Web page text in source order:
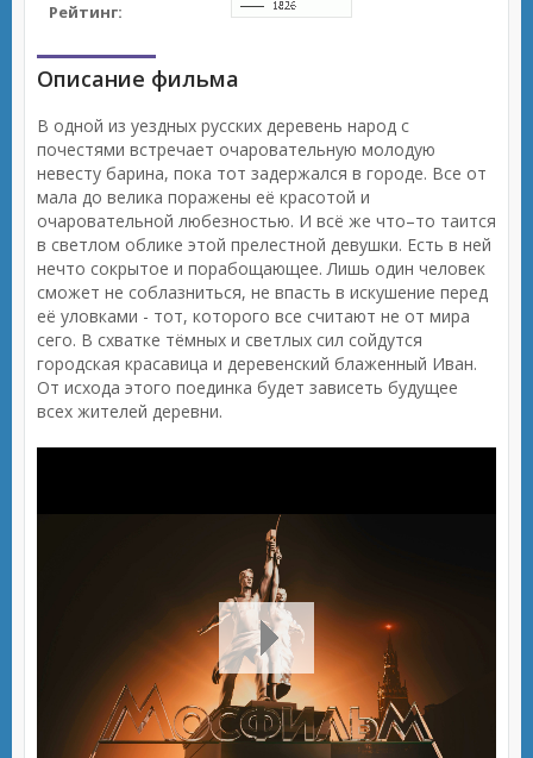
Рейтинг:
Описание фильма
В одной из уездных русских деревень народ с
почестями встречает очаровательную молодую
невесту барина, пока тот задержался в городе. Все от
мала до велика поражены её красотой и
очаровательной любезностью. И всё же что–то таится
в светлом облике этой прелестной девушки. Есть в ней
нечто сокрытое и порабощающее. Лишь один человек
сможет не соблазниться, не впасть в искушение перед
её уловками - тот, которого все считают не от мира
сего. В схватке тёмных и светлых сил сойдутся
городская красавица и деревенский блаженный Иван.
От исхода этого поединка будет зависеть будущее
всех жителей деревни.